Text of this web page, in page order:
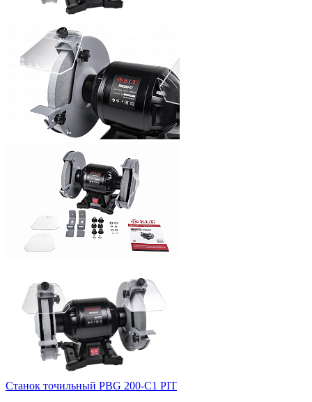
Станок точильный PBG 200-C1 PIT